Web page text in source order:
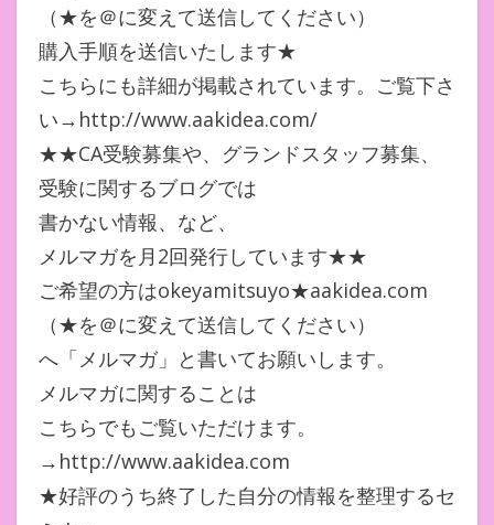
（★を＠に変えて送信してください）
購入手順を送信いたします★
こちらにも詳細が掲載されています。ご覧下さ
い→http://www.aakidea.com/
★★CA受験募集や、グランドスタッフ募集、
受験に関するブログでは
書かない情報、など、
メルマガを月2回発行しています★★
ご希望の方はokeyamitsuyo★aakidea.com
（★を＠に変えて送信してください）
へ「メルマガ」と書いてお願いします。
メルマガに関することは
こちらでもご覧いただけます。
→http://www.aakidea.com
★好評のうち終了した自分の情報を整理するセ